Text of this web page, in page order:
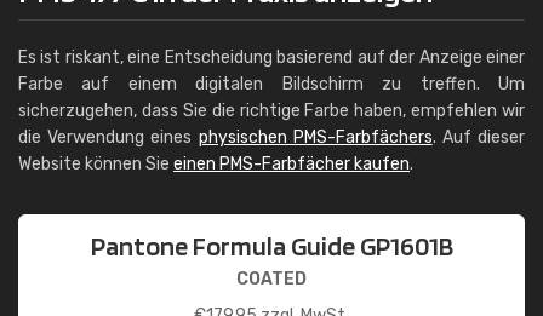
Es ist riskant, eine Entscheidung basierend auf der Anzeige einer
Farbe auf einem digitalen Bildschirm zu treffen. Um
sicherzugehen, dass Sie die richtige Farbe haben, empfehlen wir
die Verwendung eines physischen PMS-Farbfächers. Auf dieser
Website können Sie einen PMS-Farbfächer kaufen.
Pantone Formula Guide GP1601B
COATED